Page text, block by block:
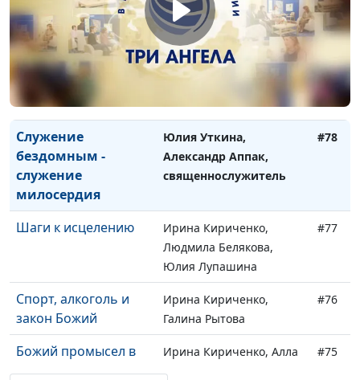
моя жизнь (вторая
часть)
Скворцов,
предприниматель
Жизнь со Христом -
моя жизнь (первая
часть)
Юлия Уткина, Андрей
предприниматель
#79
Служение
бездомным -
служение
милосердия
Юлия Уткина,
Александр Аппак,
священнослужитель
#78
Шаги к исцелению
Ирина Кириченко,
Людмила Белякова,
Юлия Лупашина
#77
Спорт, алкоголь и
закон Божий
Ирина Кириченко,
Галина Рытова
#76
Божий промысел в
моей жизни
Ирина Кириченко, Алла
Вавилова
#75